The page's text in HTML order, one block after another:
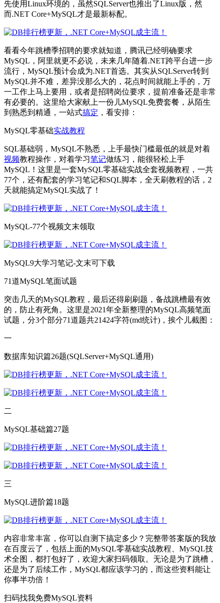
先使用Linux环境的，虽然SQLServer也推出了Linux版，然
而.NET Core+MySQL才是最新标配。
看看今年跳槽季招聘的要求就知道，腾讯已经明确要求
MySQL，阿里就更不必说，未来几年随着.NET跨平台进一步
流行，MySQL预计会成为.NET首选。其实从SQLServer转到
MySQL并不难，差异没那么大的，花点时间就能上手的，万
一工作上马上要用，或者是招聘岗位要求，提前准备还是非常
有必要的。这里给大家献上一份儿MySQL免费套餐，从陌生
到熟悉到精通，一站式搞定 ，看安排：
MySQL零基础实战教程
SQL基础弱，MySQL不熟悉，上手最快门槛最低的就是对着
视频教程操作，对着学习笔记做练习，能很轻松上手
MySQL！这里是一套MySQL零基础实战全套视频教程，一共
77个，还有配套的学习笔记和SQL脚本，全天刷教程的话，2
天就能搞定MySQL实战了！
MySQL-77个视频文末领取
MySQL9大学习笔记-文末可下载
71道MySQL笔面试题
突击几天的MySQL教程，最后还得刷刷题，备战跳槽最有效
的，防止有死角。这里是2021年全新整理的MySQL高频笔面
试题，分3个部分71道题共21424字符(md统计)，挨个儿截图：
一
数据库知识篇26题(SQLServer+MySQL通用)
二
MySQL基础篇27题
三
MySQL进阶篇18题
内容非常丰富，你可以自测下搞定多少？完整带答案版的我放
在百度云了，包括上面的MySQL零基础实战教程、MySQL技
术全图，都打包好了，欢迎大家扫码领取。无论是为了跳槽，
还是为了后续工作，MySQL都应该学习的，而这些资料能让
你事半功倍！
扫码找我免费MySQL资料